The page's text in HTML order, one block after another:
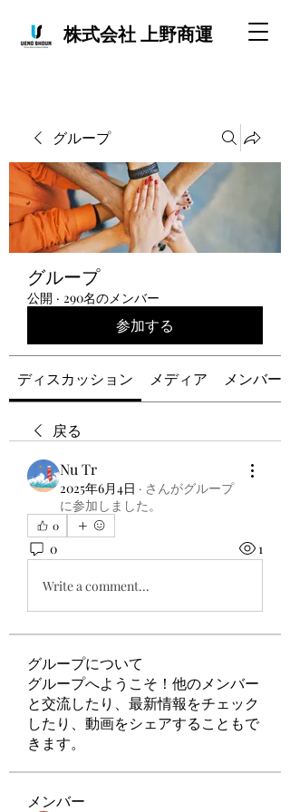
株式会社 上野商運
グループ
グループ
公開 · 290名のメンバー
参加する
ディスカッション メディア メンバー
戻る
Nu Tr
2025年6月4日 · さんがグループ
に参加しました。
0
0 1
Write a comment...
グループについて
グループへようこそ！他のメンバー
と交流したり、最新情報をチェック
したり、動画をシェアすることもで
きます。
メンバー